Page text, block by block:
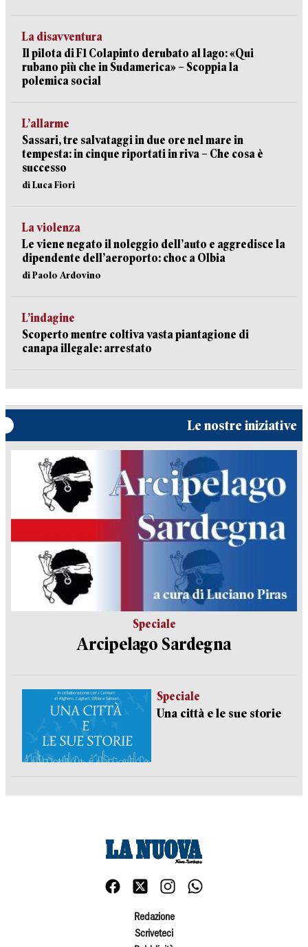
La disavventura
Il pilota di F1 Colapinto derubato al lago: «Qui
rubano più che in Sudamerica» – Scoppia la
polemica social
L’allarme
Sassari, tre salvataggi in due ore nel mare in
tempesta: in cinque riportati in riva – Che cosa è
successo
di Luca Fiori
La violenza
Le viene negato il noleggio dell’auto e aggredisce la
dipendente dell’aeroporto: choc a Olbia
di Paolo Ardovino
L’indagine
Scoperto mentre coltiva vasta piantagione di
canapa illegale: arrestato
Le nostre iniziative
Speciale
Arcipelago Sardegna
Speciale
Una città e le sue storie
Redazione
Scriveteci